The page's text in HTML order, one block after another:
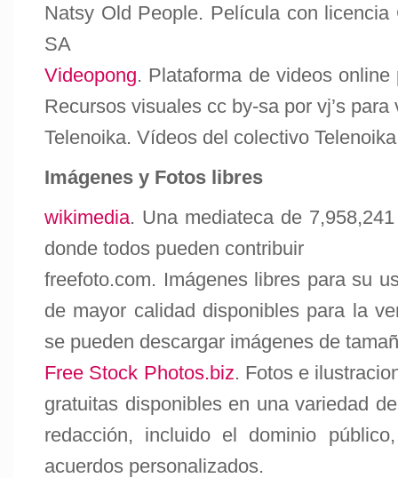
Natsy Old People. Película con licencia
SA
Videopong. Plataforma de videos
Recursos visuales cc by-sa por vj’s para
Telenoika. Vídeos del colectivo Telenoika
Imágenes y Fotos libres
wikimedia. Una mediateca de
donde todos pueden contribuir
freefoto.com. Imágenes libres para su
de mayor calidad disponibles para la
se pueden descargar imágenes de
Free Stock Photos.biz. Fotos e
gratuitas disponibles en una variedad
redacción, incluido el dominio
acuerdos personalizados.